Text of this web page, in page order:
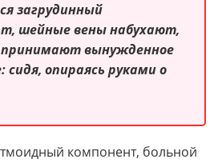
загрудинный
шейные вены набухают,
вынужденное
сидя, опираясь руками о
компонент, больной